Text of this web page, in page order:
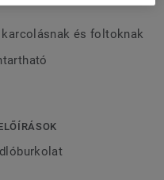
és foltoknak